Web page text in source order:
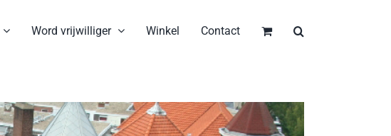
Word vrijwilliger Winkel Contact